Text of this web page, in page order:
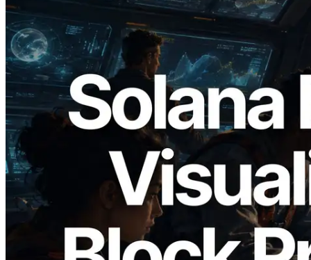
2026.05.24
Validators Solutions Meluncurkan Solana
Block Analyzer — Memvisualisasikan
Waktu Produksi Blok per Slot dan
Validator yang Ditugaskan